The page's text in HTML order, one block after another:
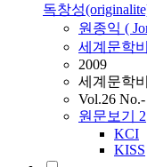
독창성
원종익 (
세계문학
2009
세계문학
Vol.26 No.-
원문보기 2
KCI
KISS